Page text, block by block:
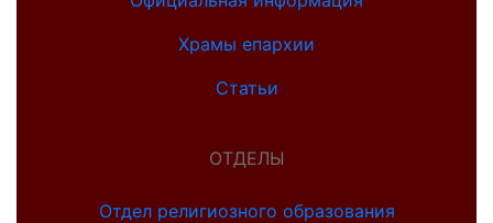
Храмы епархии
Статьи
ОТДЕЛЫ
Отдел религиозного образования